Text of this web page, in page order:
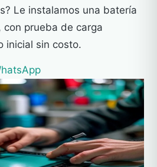
Le instalamos una batería
prueba de carga
inicial sin costo.